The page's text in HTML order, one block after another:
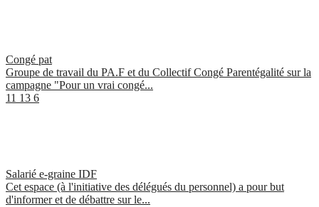
Congé pat
Groupe de travail du PA.F et du Collectif Congé Parentégalité sur la
campagne "Pour un vrai congé...
11 13 6
Salarié e-graine IDF
Cet espace (à l'initiative des délégués du personnel) a pour but
d'informer et de débattre sur le...